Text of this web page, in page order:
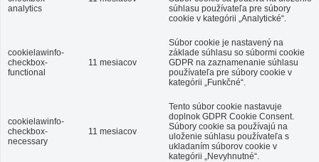
analytics
súhlasu používateľa pre súbory
cookie v kategórii „Analytické“.
cookielawinfo-
checkbox-
functional
11 mesiacov
Súbor cookie je nastavený na
základe súhlasu so súbormi cookie
GDPR na zaznamenanie súhlasu
používateľa pre súbory cookie v
kategórii „Funkčné“.
cookielawinfo-
checkbox-
necessary
11 mesiacov
Tento súbor cookie nastavuje
doplnok GDPR Cookie Consent.
Súbory cookie sa používajú na
uloženie súhlasu používateľa s
ukladaním súborov cookie v
kategórii „Nevyhnutné“.